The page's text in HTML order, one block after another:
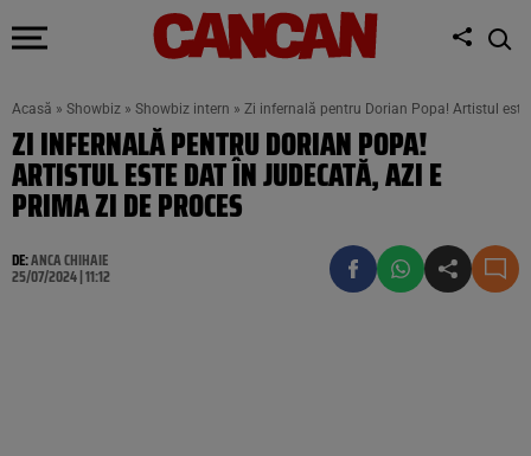
Acasă » Showbiz » Showbiz intern » Zi infernală pentru Dorian Popa! Artistul
ZI INFERNALĂ PENTRU DORIAN POPA!
ARTISTUL ESTE DAT ÎN JUDECATĂ, AZI E
PRIMA ZI DE PROCES
DE:ANCA CHIHAIE
25/07/2024 | 11:12